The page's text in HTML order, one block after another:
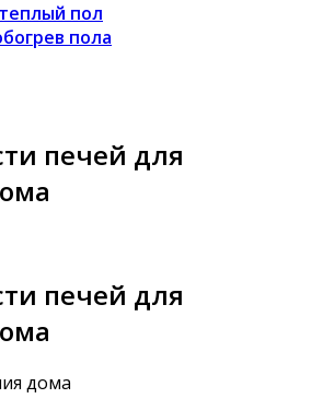
пол
пола
печей для
печей для